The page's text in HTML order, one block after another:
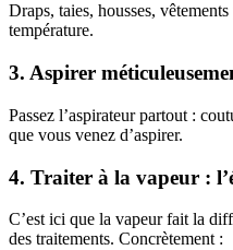
Draps, taies, housses,
température.
3. Aspirer
Passez l’aspirateur partout :
que vous venez d’aspirer.
4. Traiter à la vapeur :
C’est ici que la vapeur fait la
des traitements. Concrètement :